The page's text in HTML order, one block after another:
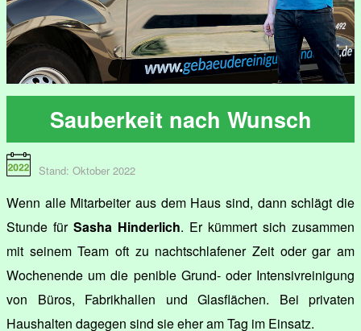
Sauberkeit nach Wunsch
Stand: Oktober 2022
Wenn alle Mitarbeiter aus dem Haus sind, dann schlägt die
Stunde für Sasha Hinderlich. Er kümmert sich zusammen
mit seinem Team oft zu nachtschlafener Zeit oder gar am
Wochenende um die penible Grund- oder Intensivreinigung
von Büros, Fabrikhallen und Glasflächen. Bei privaten
Haushalten dagegen sind sie eher am Tag im Einsatz.